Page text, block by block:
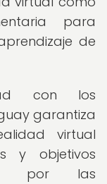
para
de
con los
garantiza
virtual
y objetivos
por las